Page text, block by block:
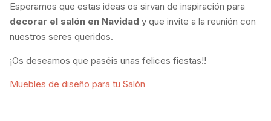
Esperamos que estas ideas os sirvan de inspiración para
decorar el salón en Navidad y que invite a la reunión con
nuestros seres queridos.
¡Os deseamos que paséis unas felices fiestas!!
Muebles de diseño para tu Salón